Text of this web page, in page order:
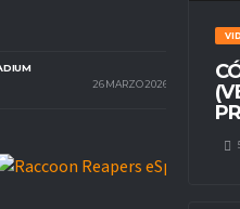
26 MARZO 2026